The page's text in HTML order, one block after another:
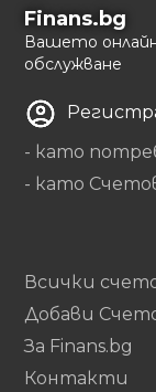
Finans.bg
Вашето
обслужване
- като
- като
Всички
Добави
За Finans.bg
Контакти